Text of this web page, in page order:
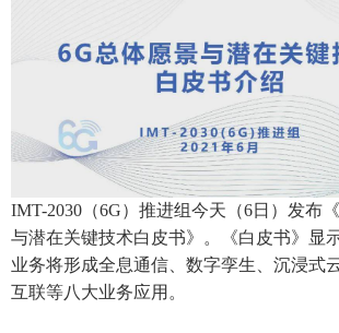
IMT-2030（6G）推进组今天（6日）发布
与潜在关键技术白皮书》。《白皮书》显
业务将形成全息通信、数字孪生、沉浸式
互联等八大业务应用。